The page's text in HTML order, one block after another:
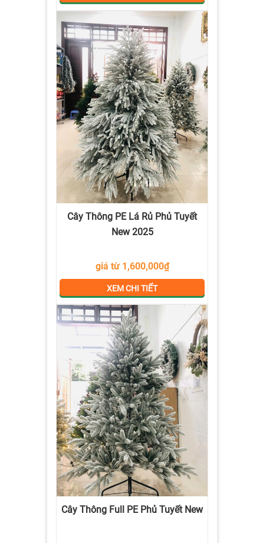
Cây Thông PE Lá Rủ Phủ Tuyết
New 2025
giá từ 1,600,000₫
XEM CHI TIẾT
Cây Thông Full PE Phủ Tuyết New